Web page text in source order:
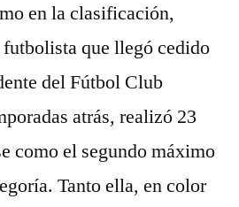
en la clasificación,
futbolista que llegó cedido
del Fútbol Club
atrás, realizó 23
como el segundo máximo
Tanto ella, en color